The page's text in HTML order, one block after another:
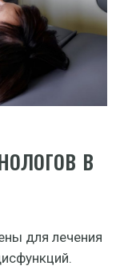
в
для лечения